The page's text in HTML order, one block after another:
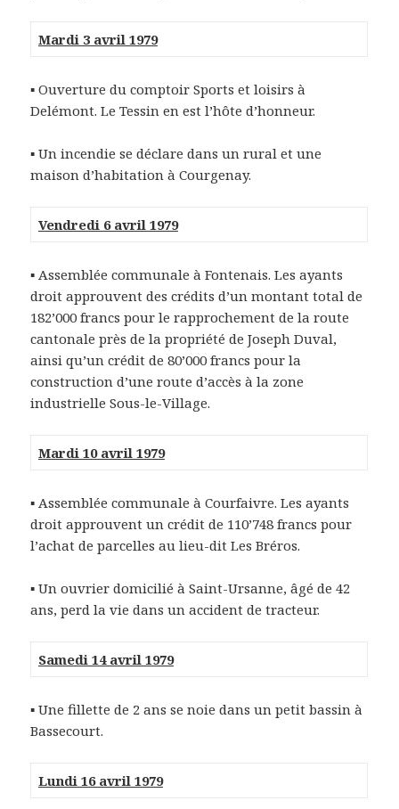
Mardi 3 avril 1979
▪ Ouverture du comptoir Sports et loisirs à
Delémont. Le Tessin en est l’hôte d’honneur.
▪ Un incendie se déclare dans un rural et une
maison d’habitation à Courgenay.
Vendredi 6 avril 1979
▪ Assemblée communale à Fontenais. Les ayants
droit approuvent des crédits d’un montant total de
182’000 francs pour le rapprochement de la route
cantonale près de la propriété de Joseph Duval,
ainsi qu’un crédit de 80’000 francs pour la
construction d’une route d’accès à la zone
industrielle Sous-le-Village.
Mardi 10 avril 1979
▪ Assemblée communale à Courfaivre. Les ayants
droit approuvent un crédit de 110’748 francs pour
l’achat de parcelles au lieu-dit Les Bréros.
▪ Un ouvrier domicilié à Saint-Ursanne, âgé de 42
ans, perd la vie dans un accident de tracteur.
Samedi 14 avril 1979
▪ Une fillette de 2 ans se noie dans un petit bassin à
Bassecourt.
Lundi 16 avril 1979